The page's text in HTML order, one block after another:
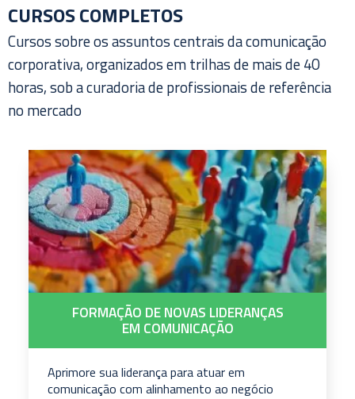
CURSOS COMPLETOS
Cursos sobre os assuntos centrais da comunicação
corporativa, organizados em trilhas de mais de 40
horas, sob a curadoria de profissionais de referência
no mercado
FORMAÇÃO DE NOVAS LIDERANÇAS
EM COMUNICAÇÃO
Aprimore sua liderança para atuar em
comunicação com alinhamento ao negócio